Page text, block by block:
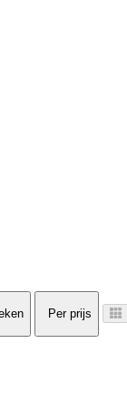
Per prijs